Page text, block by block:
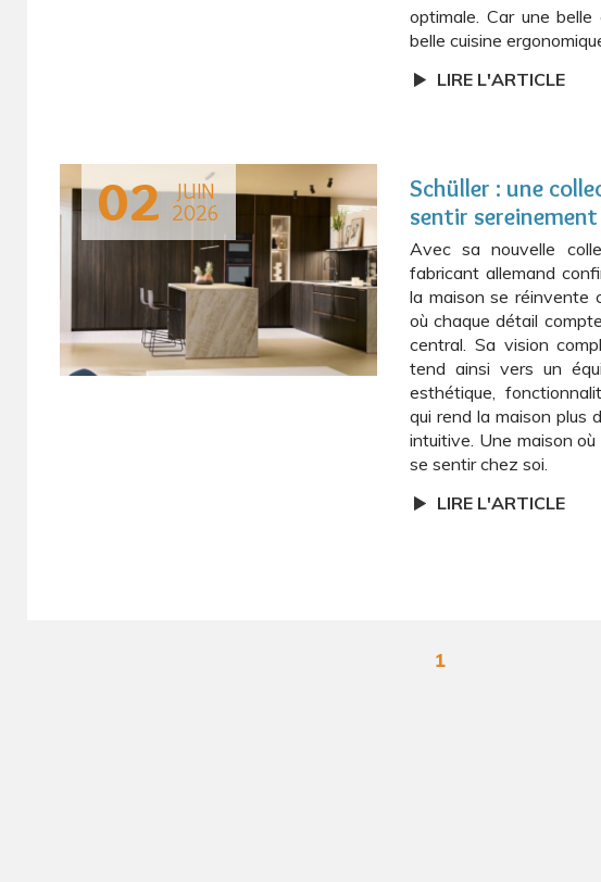
optimale. Car une belle
belle cuisine
LIRE L'ARTICLE
02
JUIN
2026
Schüller : une
sentir
Avec sa nouvelle
fabricant allemand
la maison se réinvente
où chaque détail
central. Sa vision
tend ainsi vers un
esthétique,
qui rend la maison plus
intuitive. Une maison
se sentir chez soi.
LIRE L'ARTICLE
1